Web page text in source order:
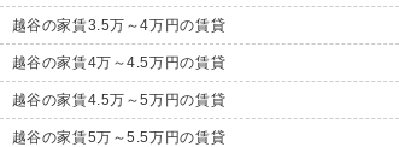
越谷の家賃3.5万～4万円の賃貸
越谷の家賃4万～4.5万円の賃貸
越谷の家賃4.5万～5万円の賃貸
越谷の家賃5万～5.5万円の賃貸